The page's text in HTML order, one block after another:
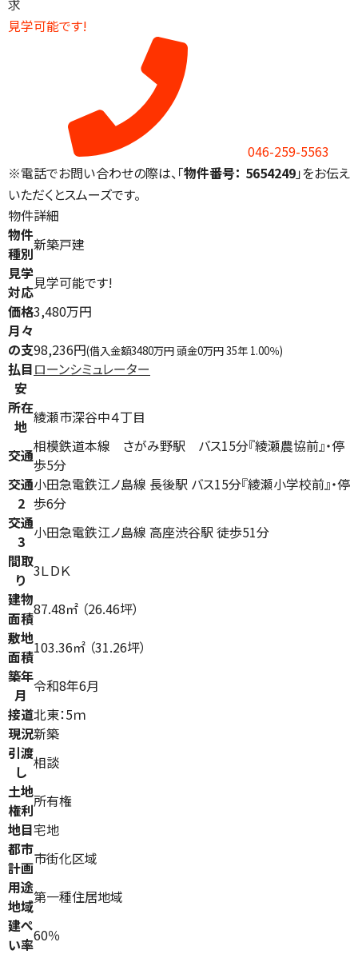
求
見学可能です!
046-259-5563
※電話でお問い合わせの際は、「物件番号： 5654249」をお伝え
いただくとスムーズです。
物件詳細
物件
種別新築戸建
見学
対応見学可能です!
価格3,480万円
月々
の支
払目
安
98,236円(借入金額3480万円 頭金0万円 35年 1.00％)
ローンシミュレーター
所在
地 綾瀬市深谷中４丁目
交通相模鉄道本線 さがみ野駅 バス15分『綾瀬農協前』・停
歩5分
交通
2
小田急電鉄江ノ島線 長後駅 バス15分『綾瀬小学校前』・停
歩6分
交通
3 小田急電鉄江ノ島線 高座渋谷駅 徒歩51分
間取
り 3ＬＤＫ
建物
面積87.48㎡ （26.46坪）
敷地
面積103.36㎡ （31.26坪）
築年
月 令和8年6月
接道北東：5ｍ
現況新築
引渡
し 相談
土地
権利所有権
地目宅地
都市
計画市街化区域
用途
地域第一種住居地域
建ぺ
い率60％